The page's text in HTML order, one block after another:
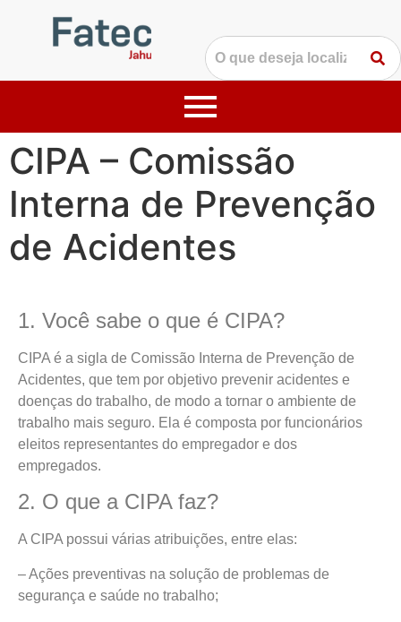
CIPA – Comissão
Interna de Prevenção
de Acidentes
1. Você sabe o que é CIPA?
CIPA é a sigla de Comissão Interna de Prevenção de
Acidentes, que tem por objetivo prevenir acidentes e
doenças do trabalho, de modo a tornar o ambiente de
trabalho mais seguro. Ela é composta por funcionários
eleitos representantes do empregador e dos
empregados.
2. O que a CIPA faz?
A CIPA possui várias atribuições, entre elas:
– Ações preventivas na solução de problemas de
segurança e saúde no trabalho;